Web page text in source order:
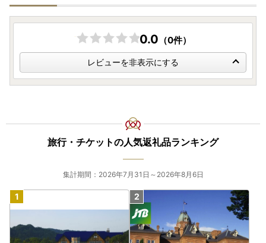
0.0 （0件）
レビューを非表示にする
旅行・チケットの人気返礼品ランキング
集計期間：2026年7月31日～2026年8月6日